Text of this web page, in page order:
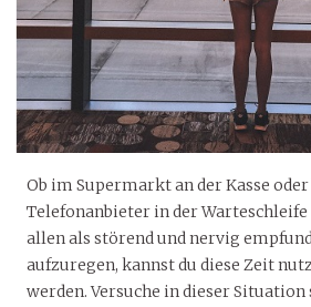
Ob im Supermarkt an der Kasse
Telefonanbieter in der
allen als störend und nervig
aufzuregen, kannst du diese Zeit
werden. Versuche in dieser Situation